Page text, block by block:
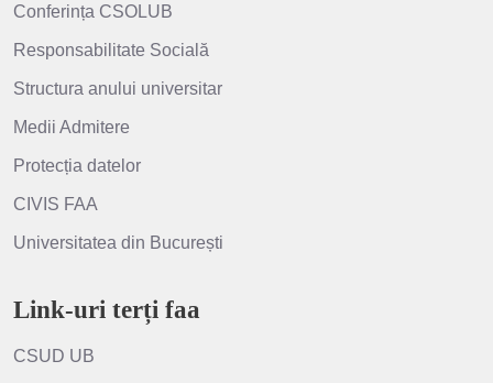
Conferința CSOLUB
Responsabilitate Socială
Structura anului universitar
Medii Admitere
Protecția datelor
CIVIS FAA
Universitatea din București
Link-uri terți faa
CSUD UB